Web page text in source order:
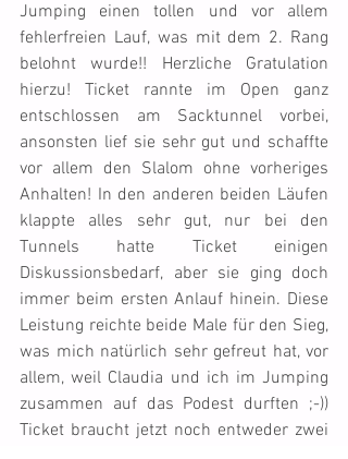
Jumping einen tollen und vor allem
fehlerfreien Lauf, was mit dem 2. Rang
belohnt wurde!! Herzliche Gratulation
hierzu! Ticket rannte im Open ganz
entschlossen am Sacktunnel vorbei,
ansonsten lief sie sehr gut und schaffte
vor allem den Slalom ohne vorheriges
Anhalten! In den anderen beiden Läufen
klappte alles sehr gut, nur bei den
Tunnels hatte Ticket einigen
Diskussionsbedarf, aber sie ging doch
immer beim ersten Anlauf hinein. Diese
Leistung reichte beide Male für den Sieg,
was mich natürlich sehr gefreut hat, vor
allem, weil Claudia und ich im Jumping
zusammen auf das Podest durften ;-))
Ticket braucht jetzt noch entweder zwei